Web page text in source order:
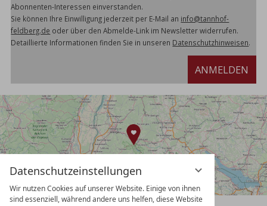
Datenschutzeinstellungen
Wir nutzen Cookies auf unserer Website. Einige von ihnen
sind essenziell, während andere uns helfen, diese Website
Abonnenten-Interessen einverstanden.
Sie können Ihre Einwilligung jederzeit per E-Mail an info@tannhof-
feldberg.de oder über den Abmelde-Link im Newsletter widerrufen.
Detaillierte Informationen finden Sie in unseren Datenschutzhinweisen.
ANMELDEN